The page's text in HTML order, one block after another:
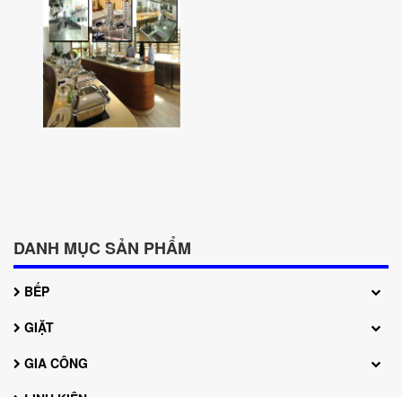
Hệ thống bếp
DANH MỤC SẢN PHẨM
BẾP
GIẶT
GIA CÔNG